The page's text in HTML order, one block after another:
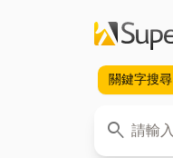
關鍵字搜尋
search
關鍵字